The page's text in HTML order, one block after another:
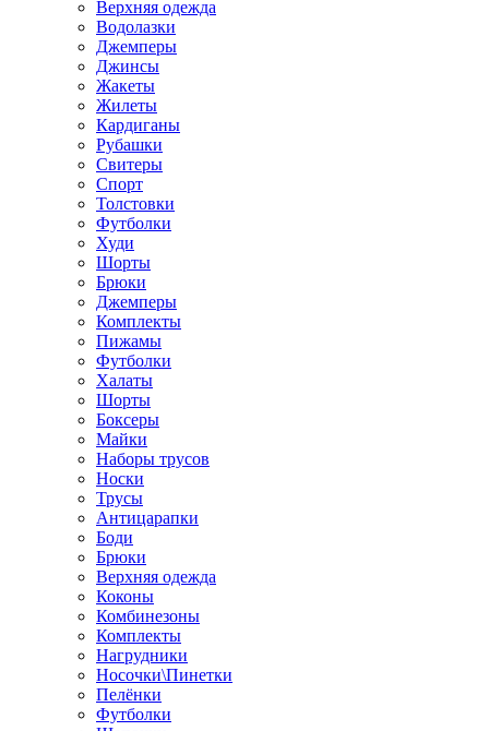
Верхняя одежда
Водолазки
Джемперы
Джинсы
Жакеты
Жилеты
Кардиганы
Рубашки
Свитеры
Спорт
Толстовки
Футболки
Худи
Шорты
Брюки
Джемперы
Комплекты
Пижамы
Футболки
Халаты
Шорты
Боксеры
Майки
Наборы трусов
Носки
Трусы
Антицарапки
Боди
Брюки
Верхняя одежда
Коконы
Комбинезоны
Комплекты
Нагрудники
Носочки\Пинетки
Пелёнки
Футболки